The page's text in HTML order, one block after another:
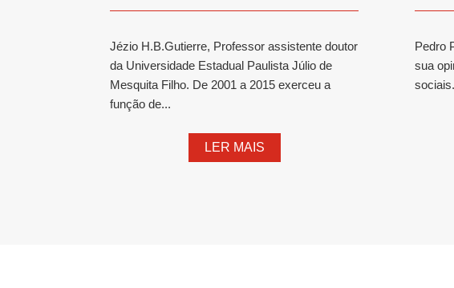
Jézio H.B.Gutierre, Professor assistente doutor
da Universidade Estadual Paulista Júlio de
Mesquita Filho. De 2001 a 2015 exerceu a
função de...
LER MAIS
Pedro
sua